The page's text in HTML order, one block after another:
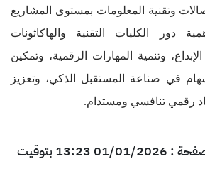
وتقنية المعلومات بمستوى المشاريع
دور الكليات التقنية والهاكاثونات
وتنمية المهارات الرقمية، وتمكين
في صناعة المستقبل الذكي، وتعزيز
رقمي تنافسي ومستدام.
آخر تحديث لمحتوى الصفحة : 01/01/2026 13:23 بتوقيت